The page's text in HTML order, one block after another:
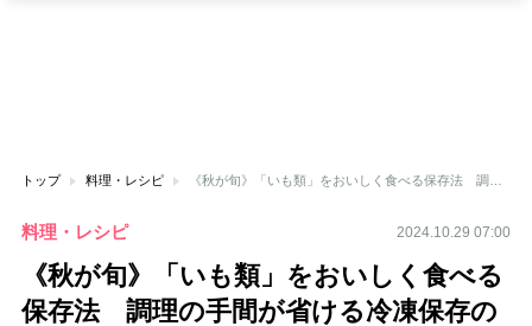
トップ 料理・レシピ
料理・レシピ 2024.10.29 07:00
《秋が旬》「いも類」をおいしく食べる
保存法 調理の手間が省ける冷凍保存の